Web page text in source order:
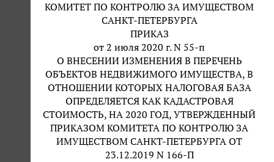
КОМИТЕТ ПО КОНТРОЛЮ ЗА ИМУЩЕСТВОМ
САНКТ-ПЕТЕРБУРГА
ПРИКАЗ
от 2 июля 2020 г. N 55-п
О ВНЕСЕНИИ ИЗМЕНЕНИЯ В ПЕРЕЧЕНЬ
ОБЪЕКТОВ НЕДВИЖИМОГО ИМУЩЕСТВА, В
ОТНОШЕНИИ КОТОРЫХ НАЛОГОВАЯ БАЗА
ОПРЕДЕЛЯЕТСЯ КАК КАДАСТРОВАЯ
СТОИМОСТЬ, НА 2020 ГОД, УТВЕРЖДЕННЫЙ
ПРИКАЗОМ КОМИТЕТА ПО КОНТРОЛЮ ЗА
ИМУЩЕСТВОМ САНКТ-ПЕТЕРБУРГА ОТ
23.12.2019 N 166-П